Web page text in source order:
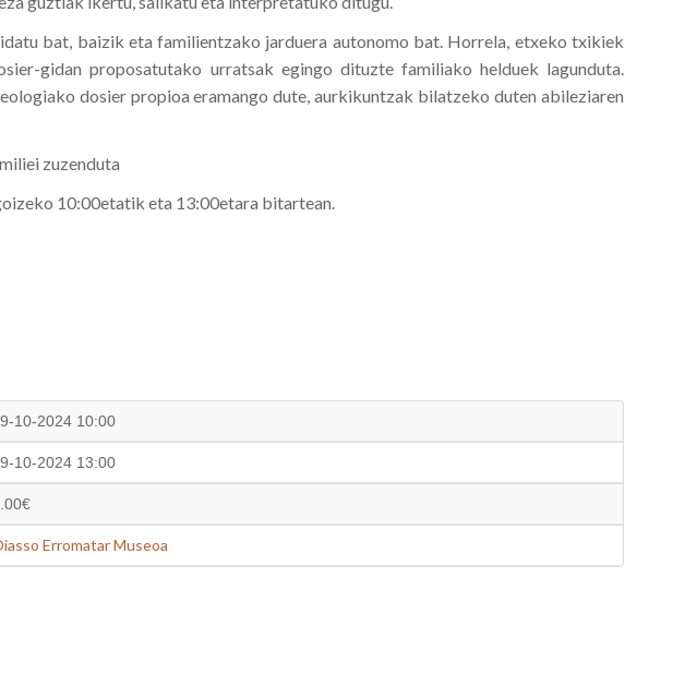
bat, baizik eta familientzako jarduera autonomo bat. Horrela, etxeko txikiek
gidan proposatutako urratsak egingo dituzte familiako helduek lagunduta.
dosier propioa eramango dute, aurkikuntzak bilatzeko duten abileziaren
zuzenduta
10:00etatik eta 13:00etara bitartean.
10-2024 10:00
10-2024 13:00
Erromatar Museoa